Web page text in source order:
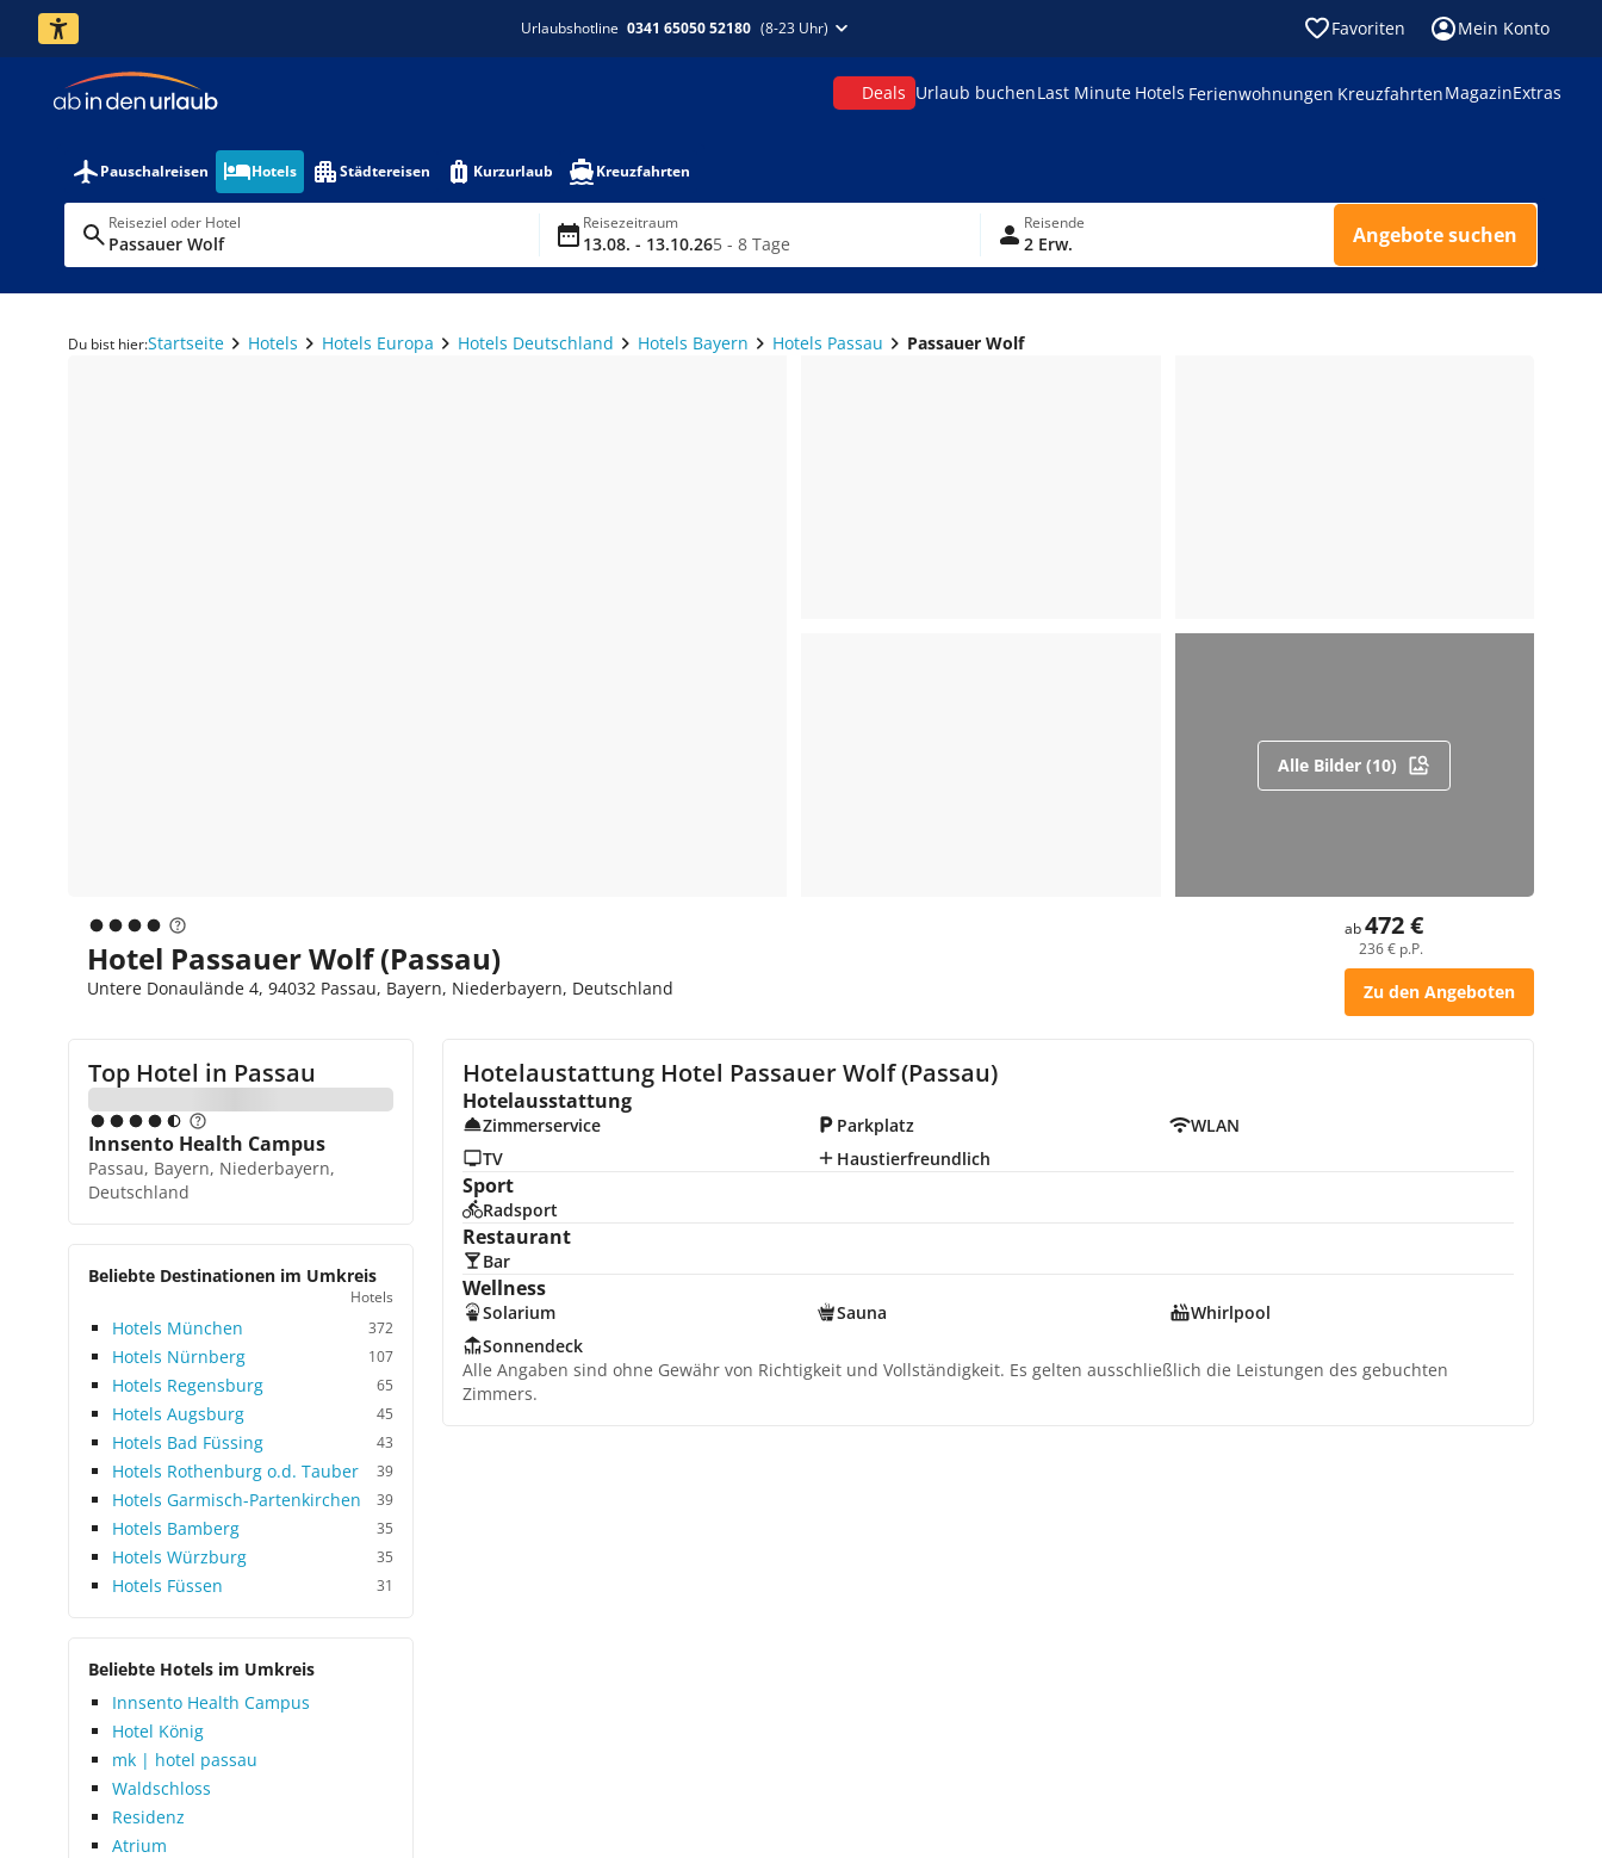
Urlaubshotline 0341 65050 52180 (8-23 Uhr) Favoriten Mein Konto
Deals Urlaub buchenLast Minute Hotels Ferienwohnungen KreuzfahrtenMagazinExtras
Pauschalreisen Hotels Städtereisen Kurzurlaub Kreuzfahrten
Reiseziel oder Hotel
Passauer Wolf
Reisezeitraum
13.08. - 13.10.265 - 8 Tage
Reisende
2 Erw. Angebote suchen
Du bist hier:Startseite Hotels Hotels Europa Hotels Deutschland Hotels Bayern Hotels Passau Passauer Wolf
Alle Bilder (10)
Hotel Passauer Wolf (Passau)
Untere Donaulände 4, 94032 Passau, Bayern, Niederbayern, Deutschland
ab472 €
236 € p.P.
Zu den Angeboten
Top Hotel in Passau
Innsento Health Campus
Passau, Bayern, Niederbayern,
Deutschland
Beliebte Destinationen im Umkreis
Hotels
Hotels München 372
Hotels Nürnberg 107
Hotels Regensburg 65
Hotels Augsburg 45
Hotels Bad Füssing 43
Hotels Rothenburg o.d. Tauber 39
Hotels Garmisch-Partenkirchen 39
Hotels Bamberg 35
Hotels Würzburg 35
Hotels Füssen 31
Beliebte Hotels im Umkreis
Innsento Health Campus
Hotel König
mk | hotel passau
Waldschloss
Residenz
Atrium
Hotelaustattung Hotel Passauer Wolf (Passau)
Hotelausstattung
Zimmerservice Parkplatz
WLAN
TV
Haustierfreundlich
Sport
Radsport
Restaurant
Bar
Wellness
Solarium Sauna
Whirlpool
Sonnendeck
Alle Angaben sind ohne Gewähr von Richtigkeit und Vollständigkeit. Es gelten ausschließlich die Leistungen des gebuchten
Zimmers.